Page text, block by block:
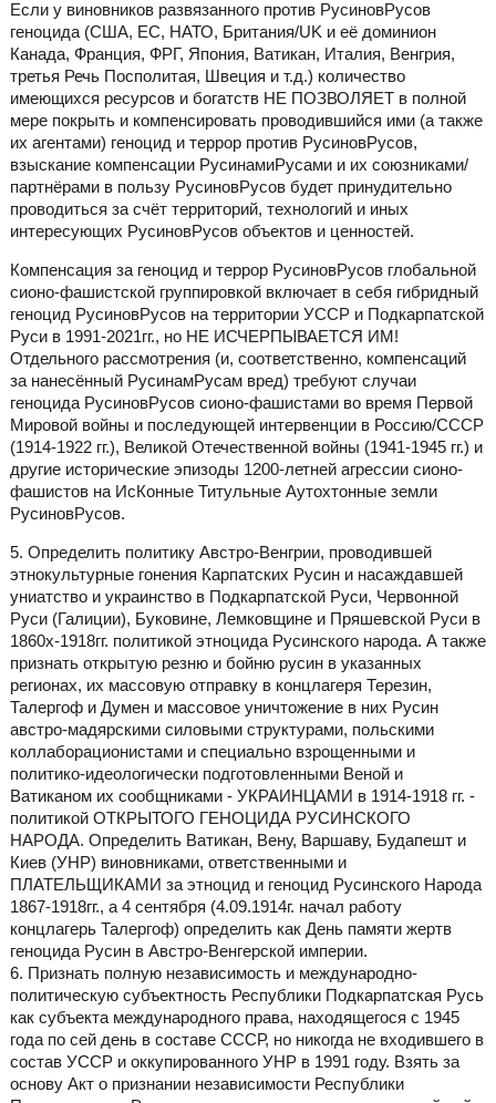
Если у виновников развязанного против РусиновРусов
геноцида (США, ЕС, НАТО, Британия/UK и её доминион
Канада, Франция, ФРГ, Япония, Ватикан, Италия, Венгрия,
третья Речь Посполитая, Швеция и т.д.) количество
имеющихся ресурсов и богатств НЕ ПОЗВОЛЯЕТ в полной
мере покрыть и компенсировать проводившийся ими (а также
их агентами) геноцид и террор против РусиновРусов,
взыскание компенсации РусинамиРусами и их союзниками/
партнёрами в пользу РусиновРусов будет принудительно
проводиться за счёт территорий, технологий и иных
интересующих РусиновРусов объектов и ценностей.
Компенсация за геноцид и террор РусиновРусов глобальной
сионо-фашистской группировкой включает в себя гибридный
геноцид РусиновРусов на территории УССР и Подкарпатской
Руси в 1991-2021гг., но НЕ ИСЧЕРПЫВАЕТСЯ ИМ!
Отдельного рассмотрения (и, соответственно, компенсаций
за нанесённый РусинамРусам вред) требуют случаи
геноцида РусиновРусов сионо-фашистами во время Первой
Мировой войны и последующей интервенции в Россию/СССР
(1914-1922 гг.), Великой Отечественной войны (1941-1945 гг.) и
другие исторические эпизоды 1200-летней агрессии сионо-
фашистов на ИсКонные Титульные Аутохтонные земли
РусиновРусов.
5. Определить политику Австро-Венгрии, проводившей
этнокультурные гонения Карпатских Русин и насаждавшей
униатство и украинство в Подкарпатской Руси, Червонной
Руси (Галиции), Буковине, Лемковщине и Пряшевской Руси в
1860х-1918гг. политикой этноцида Русинского народа. А также
признать открытую резню и бойню русин в указанных
регионах, их массовую отправку в концлагеря Терезин,
Талергоф и Думен и массовое уничтожение в них Русин
австро-мадярскими силовыми структурами, польскими
коллаборационистами и специально взрощенными и
политико-идеологически подготовленными Веной и
Ватиканом их сообщниками - УКРАИНЦАМИ в 1914-1918 гг. -
политикой ОТКРЫТОГО ГЕНОЦИДА РУСИНСКОГО
НАРОДА. Определить Ватикан, Вену, Варшаву, Будапешт и
Киев (УНР) виновниками, ответственными и
ПЛАТЕЛЬЩИКАМИ за этноцид и геноцид Русинского Народа
1867-1918гг., а 4 сентября (4.09.1914г. начал работу
концлагерь Талергоф) определить как День памяти жертв
геноцида Русин в Австро-Венгерской империи.
6. Признать полную независимость и международно-
политическую субъектность Республики Подкарпатская Русь
как субъекта международного права, находящегося с 1945
года по сей день в составе СССР, но никогда не входившего в
состав УССР и оккупированного УНР в 1991 году. Взять за
основу Акт о признании независимости Республики